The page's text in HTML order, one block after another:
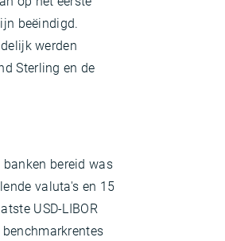
beëindigd.
werden
Sterling en de
bereid was
valuta's en 15
USD-LIBOR